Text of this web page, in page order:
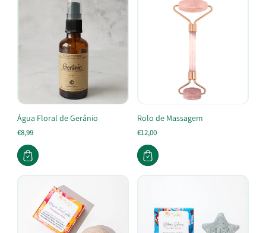
Água Floral de Gerânio
€8,99
Rolo de Massagem
€12,00